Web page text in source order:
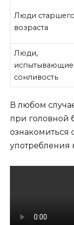
Люди старшего
возраста
Люди,
испытывающие
сонливость
В любом
при головной
употребления